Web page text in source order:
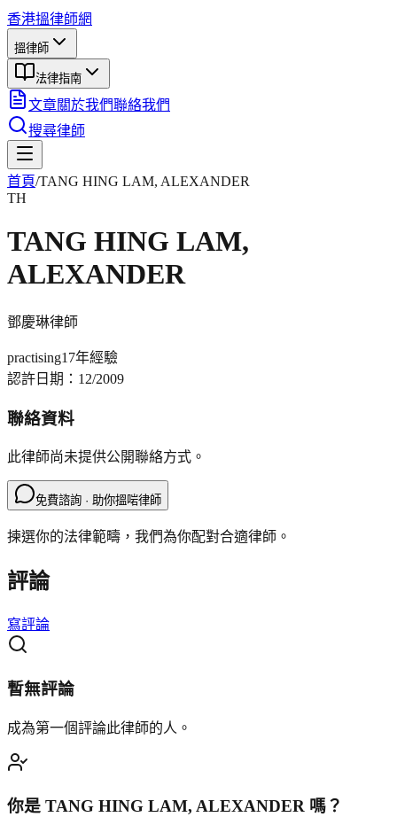
香港搵律師網
搵律師
法律指南
文章關於我們聯絡我們
搜尋律師
首頁/TANG HING LAM, ALEXANDER
TH
TANG HING LAM,
ALEXANDER
鄧慶琳律師
practising17年經驗
認許日期： 12/2009
聯絡資料
此律師尚未提供公開聯絡方式。
免費諮詢 · 助你搵啱律師
揀選你的法律範疇，我們為你配對合適律師。
評論
寫評論
暫無評論
成為第一個評論此律師的人。
你是 TANG HING LAM, ALEXANDER 嗎？